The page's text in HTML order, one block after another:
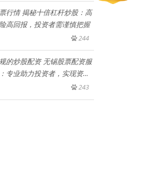
秘十倍杠杆炒股：高
高回报，投资者需谨慎把握
244
的炒股配资 无锡股票配资服
专业助力投资者，实现资金
243